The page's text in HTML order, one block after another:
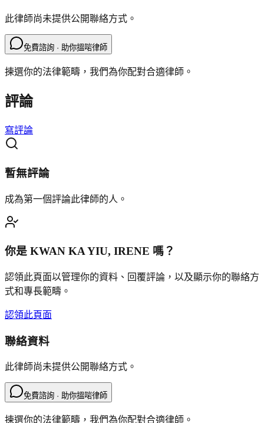
此律師尚未提供公開聯絡方式。
免費諮詢 · 助你搵啱律師
揀選你的法律範疇，我們為你配對合適律師。
評論
寫評論
暫無評論
成為第一個評論此律師的人。
你是 KWAN KA YIU, IRENE 嗎？
認領此頁面以管理你的資料、回覆評論，以及顯示你的聯絡方
式和專長範疇。
認領此頁面
聯絡資料
此律師尚未提供公開聯絡方式。
免費諮詢 · 助你搵啱律師
揀選你的法律範疇，我們為你配對合適律師。